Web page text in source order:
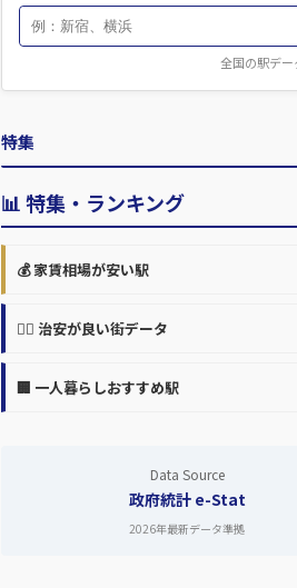
全国の駅デ
特集
📊 特集・ランキング
💰 家賃相場が安い駅
👮‍♀️ 治安が良い街データ
🏢 一人暮らしおすすめ駅
Data Source
政府統計 e-Stat
2026年最新データ準拠